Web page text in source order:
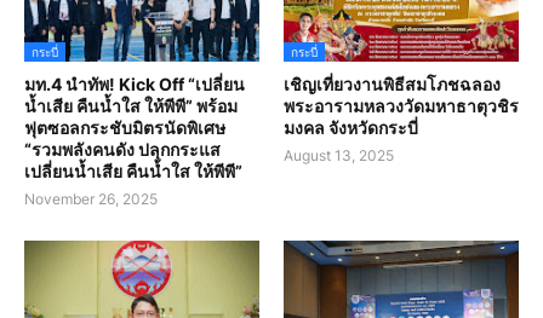
กระบี่
มท.4 นำทัพ! Kick Off “เปลี่ยน
น้ำเสีย คืนน้ำใส ให้พีพี” พร้อม
ฟุตซอลกระชับมิตรนัดพิเศษ
“รวมพลังคนดัง ปลุกกระแส
เปลี่ยนน้ำเสีย คืนน้ำใส ให้พีพี”
November 26, 2025
กระบี่
เชิญเที่ยวงานพิธีสมโภชฉลอง
พระอารามหลวงวัดมหาธาตุวชิร
มงคล จังหวัดกระบี่
August 13, 2025